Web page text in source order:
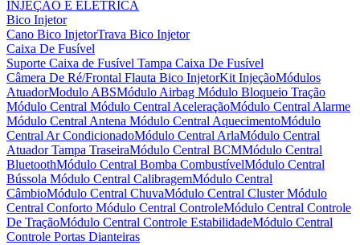
INJEÇÃO E ELÉTRICA
Bico Injetor
Cano Bico InjetorTrava Bico Injetor
Caixa De Fusível
Suporte Caixa de Fusível Tampa Caixa De Fusível
Câmera De Ré/Frontal Flauta Bico InjetorKit InjeçãoMódulos
AtuadorModulo ABSMódulo Airbag Módulo Bloqueio Tração
Módulo Central Módulo Central AceleraçãoMódulo Central Alarme
Módulo Central Antena Módulo Central AquecimentoMódulo
Central Ar CondicionadoMódulo Central ArlaMódulo Central
Atuador Tampa TraseiraMódulo Central BCMMódulo Central
BluetoothMódulo Central Bomba CombustívelMódulo Central
Bússola Módulo Central CalibragemMódulo Central
CâmbioMódulo Central ChuvaMódulo Central ClusterMódulo
Central Conforto Módulo Central ControleMódulo Central Controle
De TraçãoMódulo Central Controle EstabilidadeMódulo Central
Controle Portas Dianteiras